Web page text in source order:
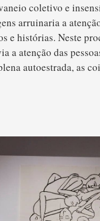
coletivo e
arruinaria a
e histórias. Neste
a atenção das
autoestrada, as